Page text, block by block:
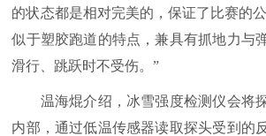
的状态都是相对完美的，保证了比赛的
似于塑胶跑道的特点，兼具有抓地力与
滑行、跳跃时不受伤。”
温海焜介绍，冰雪强度检测仪会将
内部，通过低温传感器读取探头受到的